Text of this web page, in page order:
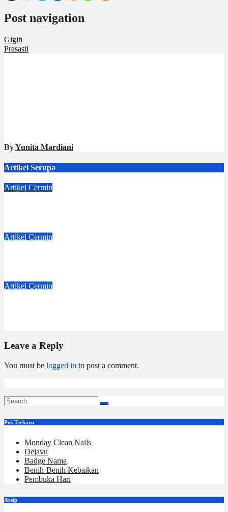
Post navigation
Gigih
Prasasti
ByYunita Mardiani
Artikel Serupa
Artikel Cermin
Artikel Cermin
Artikel Cermin
Leave a Reply
You must be logged in to post a comment.
Pos Terbaru
Monday Clean Nails
Dejavu
Badge Nama
Benih-Benih Kebaikan
Pembuka Hari
Arsip